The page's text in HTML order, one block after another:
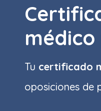
Tu certificado
oposiciones de